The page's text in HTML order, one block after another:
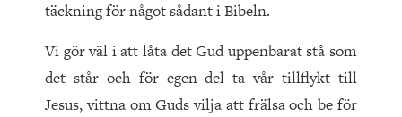
täckning för något sådant i Bibeln.
Vi gör väl i att låta det Gud uppenbarat stå som
det står och för egen del ta vår tillflykt till
Jesus, vittna om Guds vilja att frälsa och be för